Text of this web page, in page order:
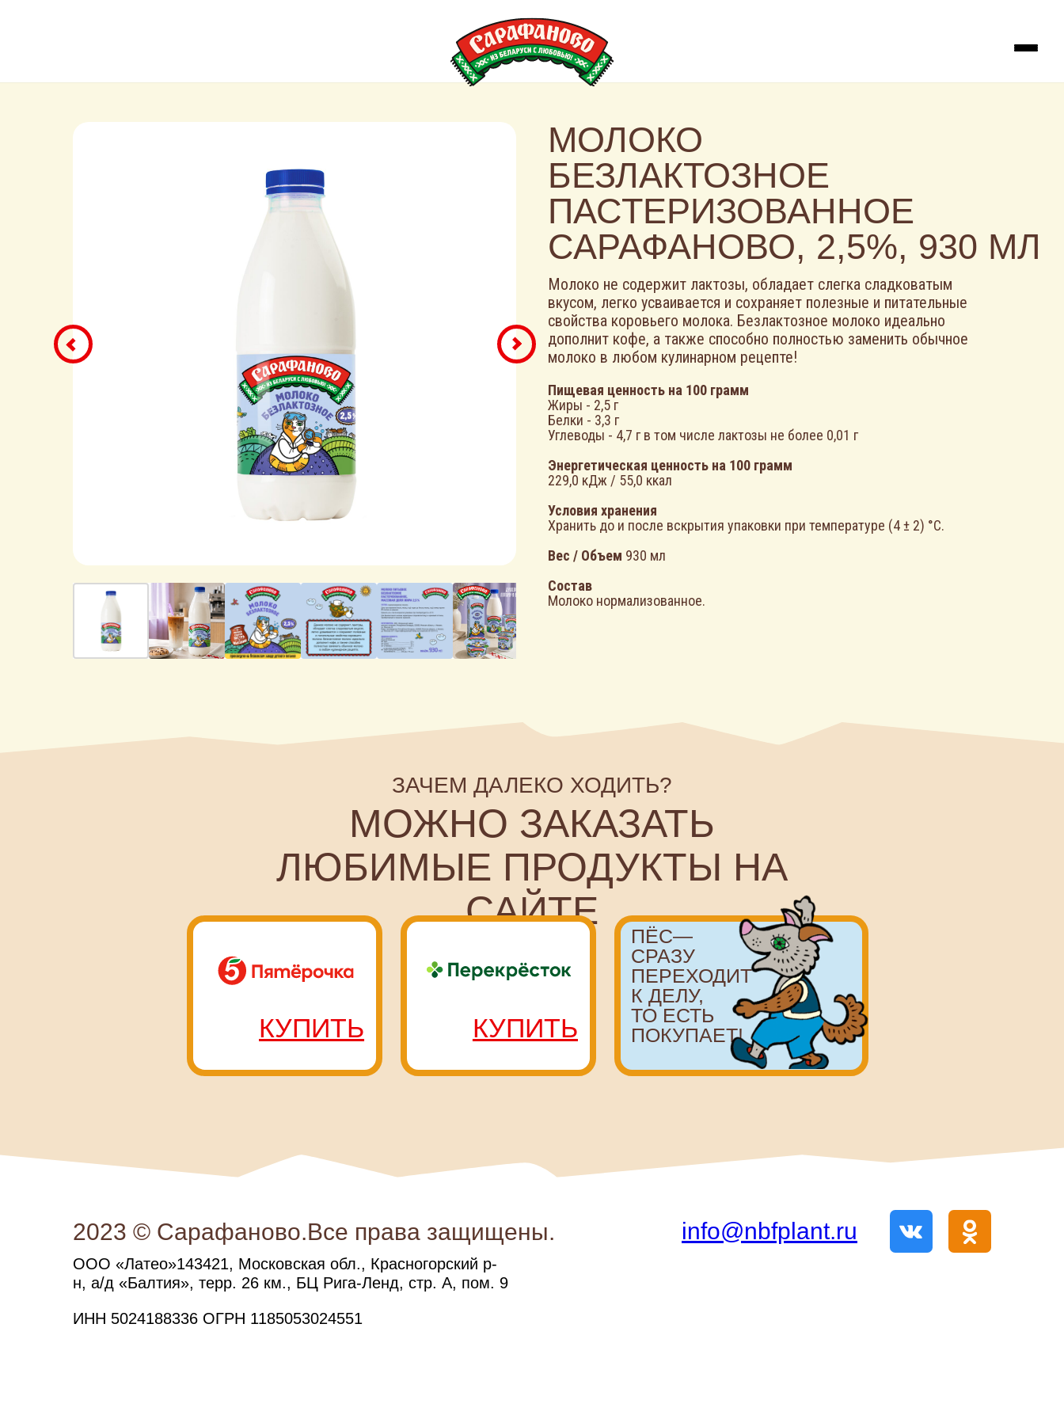
МОЛОКО
БЕЗЛАКТОЗНОЕ
ПАСТЕРИЗОВАННОЕ
САРАФАНОВО, 2,5%, 930 МЛ
Молоко не содержит лактозы, обладает слегка сладковатым
вкусом, легко усваивается и сохраняет полезные и питательные
свойства коровьего молока. Безлактозное молоко идеально
дополнит кофе, а также способно полностью заменить обычное
молоко в любом кулинарном рецепте!
Пищевая ценность на 100 грамм
Жиры - 2,5 г
Белки - 3,3 г
Углеводы - 4,7 г в том числе лактозы не более 0,01 г
Энергетическая ценность на 100 грамм
229,0 кДж / 55,0 ккал
Условия хранения
Хранить до и после вскрытия упаковки при температуре (4 ± 2) °C.
Вес / Объем 930 мл
Состав
Молоко нормализованное.
МОЖНО ЗАКАЗАТЬ
ЛЮБИМЫЕ ПРОДУКТЫ НА
САЙТЕ
ПЁС—
СРАЗУ
ПЕРЕХОДИТ
К ДЕЛУ,
ТО ЕСТЬ
ПОКУПАЕТ!
КУПИТЬ
КУПИТЬ
ИНН 5024188336 ОГРН 1185053024551
ООО «Латео»143421, Московская обл., Красногорский р-
н, а/д «Балтия», терр. 26 км., БЦ Рига-Ленд, стр. А, пом. 9
info@nbfplant.ru
2023 © Сарафаново.Все права защищены.